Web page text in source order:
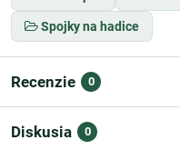
Spojky na hadice
Recenzie 0
Diskusia 0